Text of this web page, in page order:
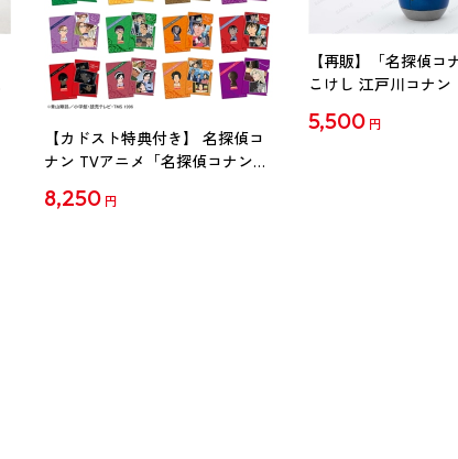
【カドスト特典付き】 名探偵コ
ナン TVアニメ「名探偵コナン」
【1BOX】
8,250 円
【再販】「名探偵コ
こけし 江戸川コナン
5,500 円